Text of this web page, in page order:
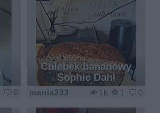
0
Chlebek bananowy
Sophie Dahl
1k 1 0
mania233